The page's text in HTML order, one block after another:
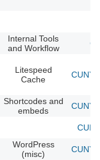
Internal Tools
and Workflow
Litespeed
Cache
CUNY
Shortcodes and
embeds
CUNY
WordPress
(misc)
CUNY